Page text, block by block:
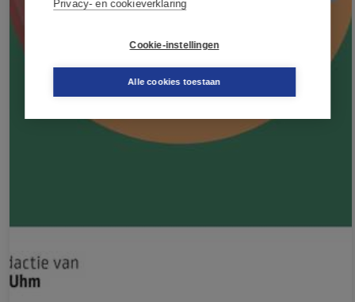
Privacy- en cookieverklaring
Cookie-instellingen
Alle cookies toestaan